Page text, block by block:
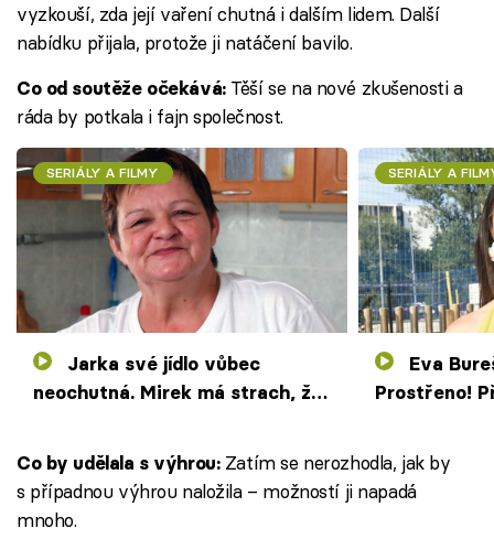
vyzkouší, zda její vaření chutná i dalším lidem. Další
nabídku přijala, protože ji natáčení bavilo.
Co od soutěže očekává:Těší se na nové zkušenosti a
ráda by potkala i fajn společnost.
SERIÁLY A FILMY
neochutná. Mirek má strach, že
SERIÁLY A
Prostřeno!
Co by udělala s výhrou:Zatím se nerozhodla, jak by
s případnou výhrou naložila – možností ji napadá
mnoho.